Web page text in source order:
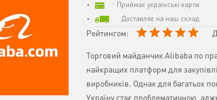
Приймає українські карти
Доставляє на наш склад
Рейтингом:
Торговий майданчик Alibaba по
найкращих платформ для
виробників. Однак для багатьох